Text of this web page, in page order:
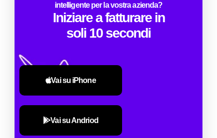
intelligente per la vostra azienda?
Iniziare a fatturare in
soli 10 secondi
Vai su iPhone
Vai su Andriod